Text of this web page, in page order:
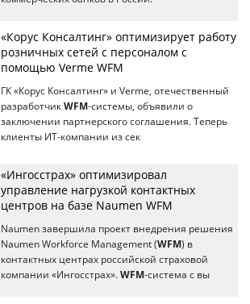
«Корус Консалтинг» оптимизирует работу
розничных сетей с персоналом с
помощью Verme WFM
ГК «Корус Консалтинг» и Verme, отечественный
разработчик WFM-системы, объявили о
заключении партнерского соглашения. Теперь
клиенты ИТ-компании из сек
«Ингосстрах» оптимизировал
управление нагрузкой контактных
центров на базе Naumen WFM
Naumen завершила проект внедрения решения
Naumen Workforce Management (WFM) в
контактных центрах российской страховой
компании «Ингосстрах». WFM-система с вы